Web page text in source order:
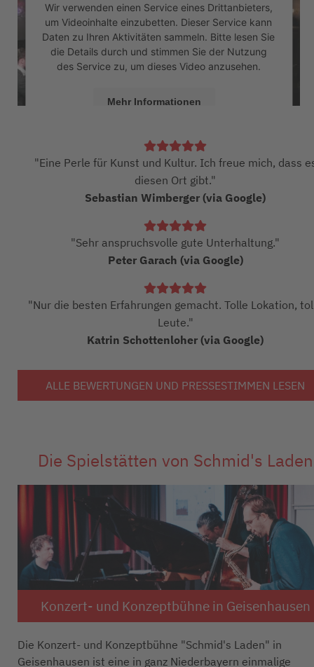
Wir verwenden einen Service eines Drittanbieters,
um Videoinhalte einzubetten. Dieser Service kann
Daten zu Ihren Aktivitäten sammeln. Bitte lesen Sie
die Details durch und stimmen Sie der Nutzung
des Service zu, um dieses Video anzusehen.
Mehr Informationen
Akzeptieren
powered by Usercentrics Consent Management
Platform&eRecht24
"Eine Perle für Kunst und Kultur. Ich freue mich, dass
diesen Ort gibt."
Sebastian Wimberger (via Google)
"Sehr anspruchsvolle gute Unterhaltung."
Peter Garach (via Google)
"Nur die besten Erfahrungen gemacht. Tolle Lokation,
Leute."
Katrin Schottenloher (via Google)
ALLE BEWERTUNGEN UND PRESSESTIMMEN LESEN
Die Spielstätten von Schmid's Laden
Konzert- und Konzeptbühne in Geisenhausen
Die Konzert- und Konzeptbühne "Schmid's Laden" in
Geisenhausen ist eine in ganz Niederbayern einmalige